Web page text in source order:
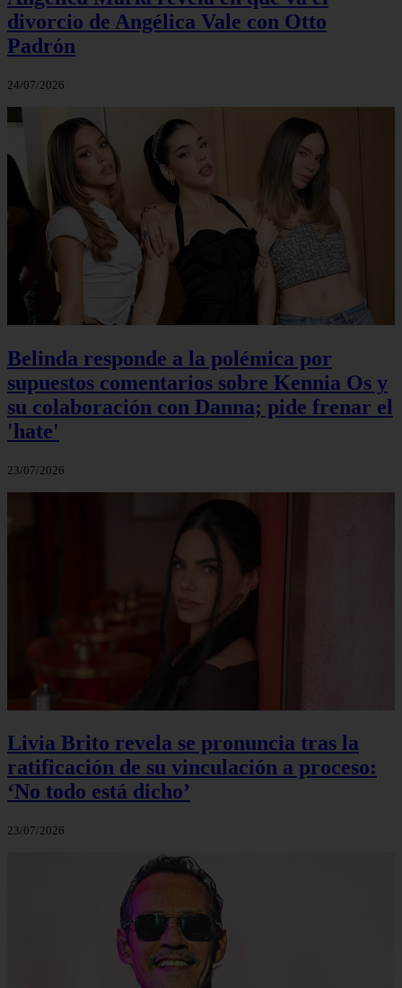
divorcio de Angélica Vale con Otto
Padrón
24/07/2026
Belinda responde a la polémica por
supuestos comentarios sobre Kennia Os y
su colaboración con Danna; pide frenar el
'hate'
23/07/2026
Livia Brito revela se pronuncia tras la
ratificación de su vinculación a proceso:
‘No todo está dicho’
23/07/2026